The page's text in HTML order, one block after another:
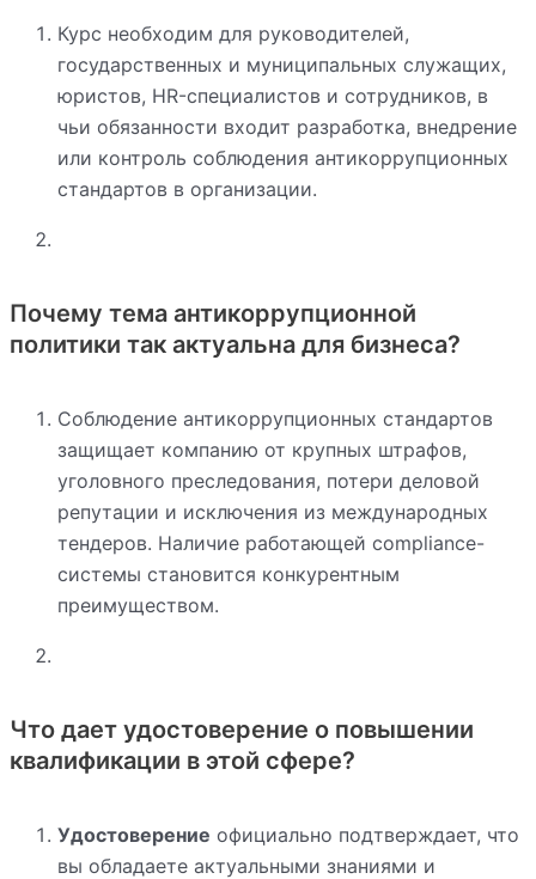
Курс необходим для руководителей,
государственных и муниципальных служащих,
юристов, HR-специалистов и сотрудников, в
чьи обязанности входит разработка, внедрение
или контроль соблюдения антикоррупционных
стандартов в организации.
Почему тема антикоррупционной
политики так актуальна для бизнеса?
Соблюдение антикоррупционных стандартов
защищает компанию от крупных штрафов,
уголовного преследования, потери деловой
репутации и исключения из международных
тендеров. Наличие работающей compliance-
системы становится конкурентным
преимуществом.
Что дает удостоверение о повышении
квалификации в этой сфере?
Удостоверение официально подтверждает, что
вы обладаете актуальными знаниями и